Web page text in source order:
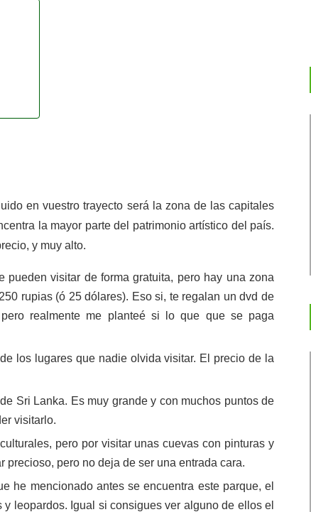
en vuestro trayecto será la zona de las capitales
la mayor parte del patrimonio artístico del país.
y muy alto.
visitar de forma gratuita, pero hay una zona
rupias (ó 25 dólares). Eso si, te regalan un dvd de
realmente me planteé si lo que que se paga
los lugares que nadie olvida visitar. El precio de la
Sri Lanka. Es muy grande y con muchos puntos de
visitarlo.
pero por visitar unas cuevas con pinturas y
pero no deja de ser una entrada cara.
he mencionado antes se encuentra este parque, el
leopardos. Igual si consigues ver alguno de ellos el